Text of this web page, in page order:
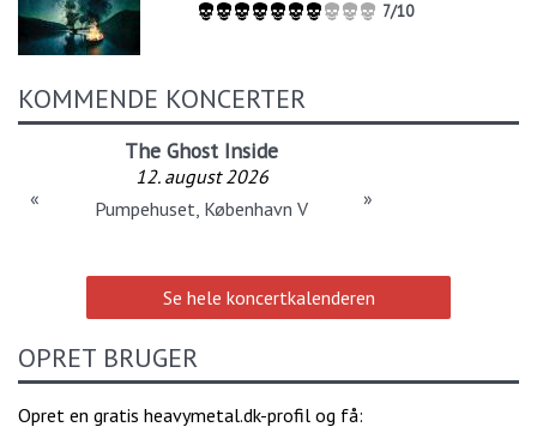
7/10
KOMMENDE KONCERTER
The Ghost Inside
12. august 2026
Pumpehuset, København V
« »
Se hele koncertkalenderen
OPRET BRUGER
Opret en gratis heavymetal.dk-profil og få: